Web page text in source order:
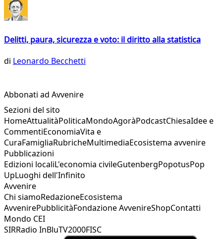
Delitti, paura, sicurezza e voto: il diritto alla statistica
di Leonardo Becchetti
Abbonati ad Avvenire
Sezioni del sito
HomeAttualitàPoliticaMondoAgoràPodcastChiesaIdee e
CommentiEconomiaVita e
CuraFamigliaRubricheMultimediaEcosistema avvenire
Pubblicazioni
Edizioni localiL'economia civileGutenbergPopotusPop
UpLuoghi dell'Infinito
Avvenire
Chi siamoRedazioneEcosistema
AvvenirePubblicitàFondazione AvvenireShopContatti
Mondo CEI
SIRRadio InBluTV2000FISC